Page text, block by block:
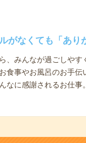
がなくても「あり
みんなが過ごしやす
食事やお風呂のお手
なに感謝されるお仕